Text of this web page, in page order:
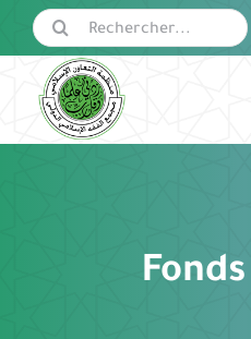
Passer
contenu
Rechercher: